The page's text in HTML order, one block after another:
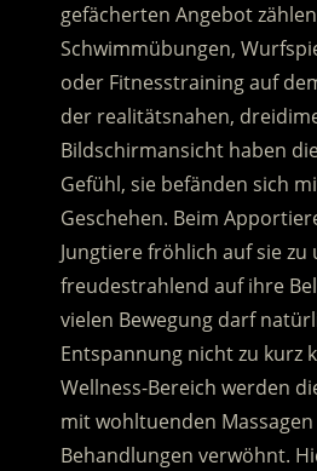
gefächerten Angebot zählen
Schwimmübungen,
oder Fitnesstraining auf
der realitätsnahen,
Bildschirmansicht haben
Gefühl, sie befänden sich
Geschehen. Beim
Jungtiere fröhlich auf sie zu
freudestrahlend auf ihre
vielen Bewegung darf
Entspannung nicht zu kurz
Wellness-Bereich werden
mit wohltuenden
Behandlungen verwöhnt.